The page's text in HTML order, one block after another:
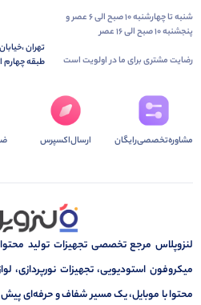
شنبه تا چهارشنبه ۱۰ صبح الی ۶ عصر و
پنجشنبه ۱۰ صبح الی ۱۶ عصر
رضایت مشتری برای ما در اولویت است
تهران
طبقه چهارم
مشاوره‌تخصصی‌رایگان ارسال‌اکسپرس
لنزوپلاس مرجع تخصصی تجهیزات تولید
میکروفون استودیویی، تجهیزات نورپردازی،
محتوا با موبایل، یک مسیر شفاف و حرفه‌ای